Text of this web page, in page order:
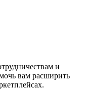
и
вам расширить